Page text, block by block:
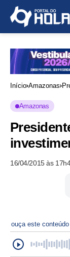
Início Amazonas
Amazonas
16/04/2015 às
ouça este conteúdo